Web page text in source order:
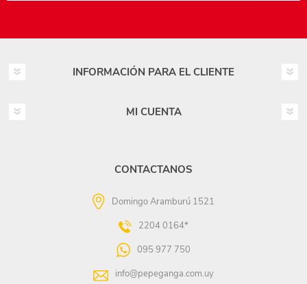
INFORMACIÓN PARA EL CLIENTE
MI CUENTA
CONTACTANOS
Domingo Aramburú 1521
2204 0164*
095 977 750
info@pepeganga.com.uy